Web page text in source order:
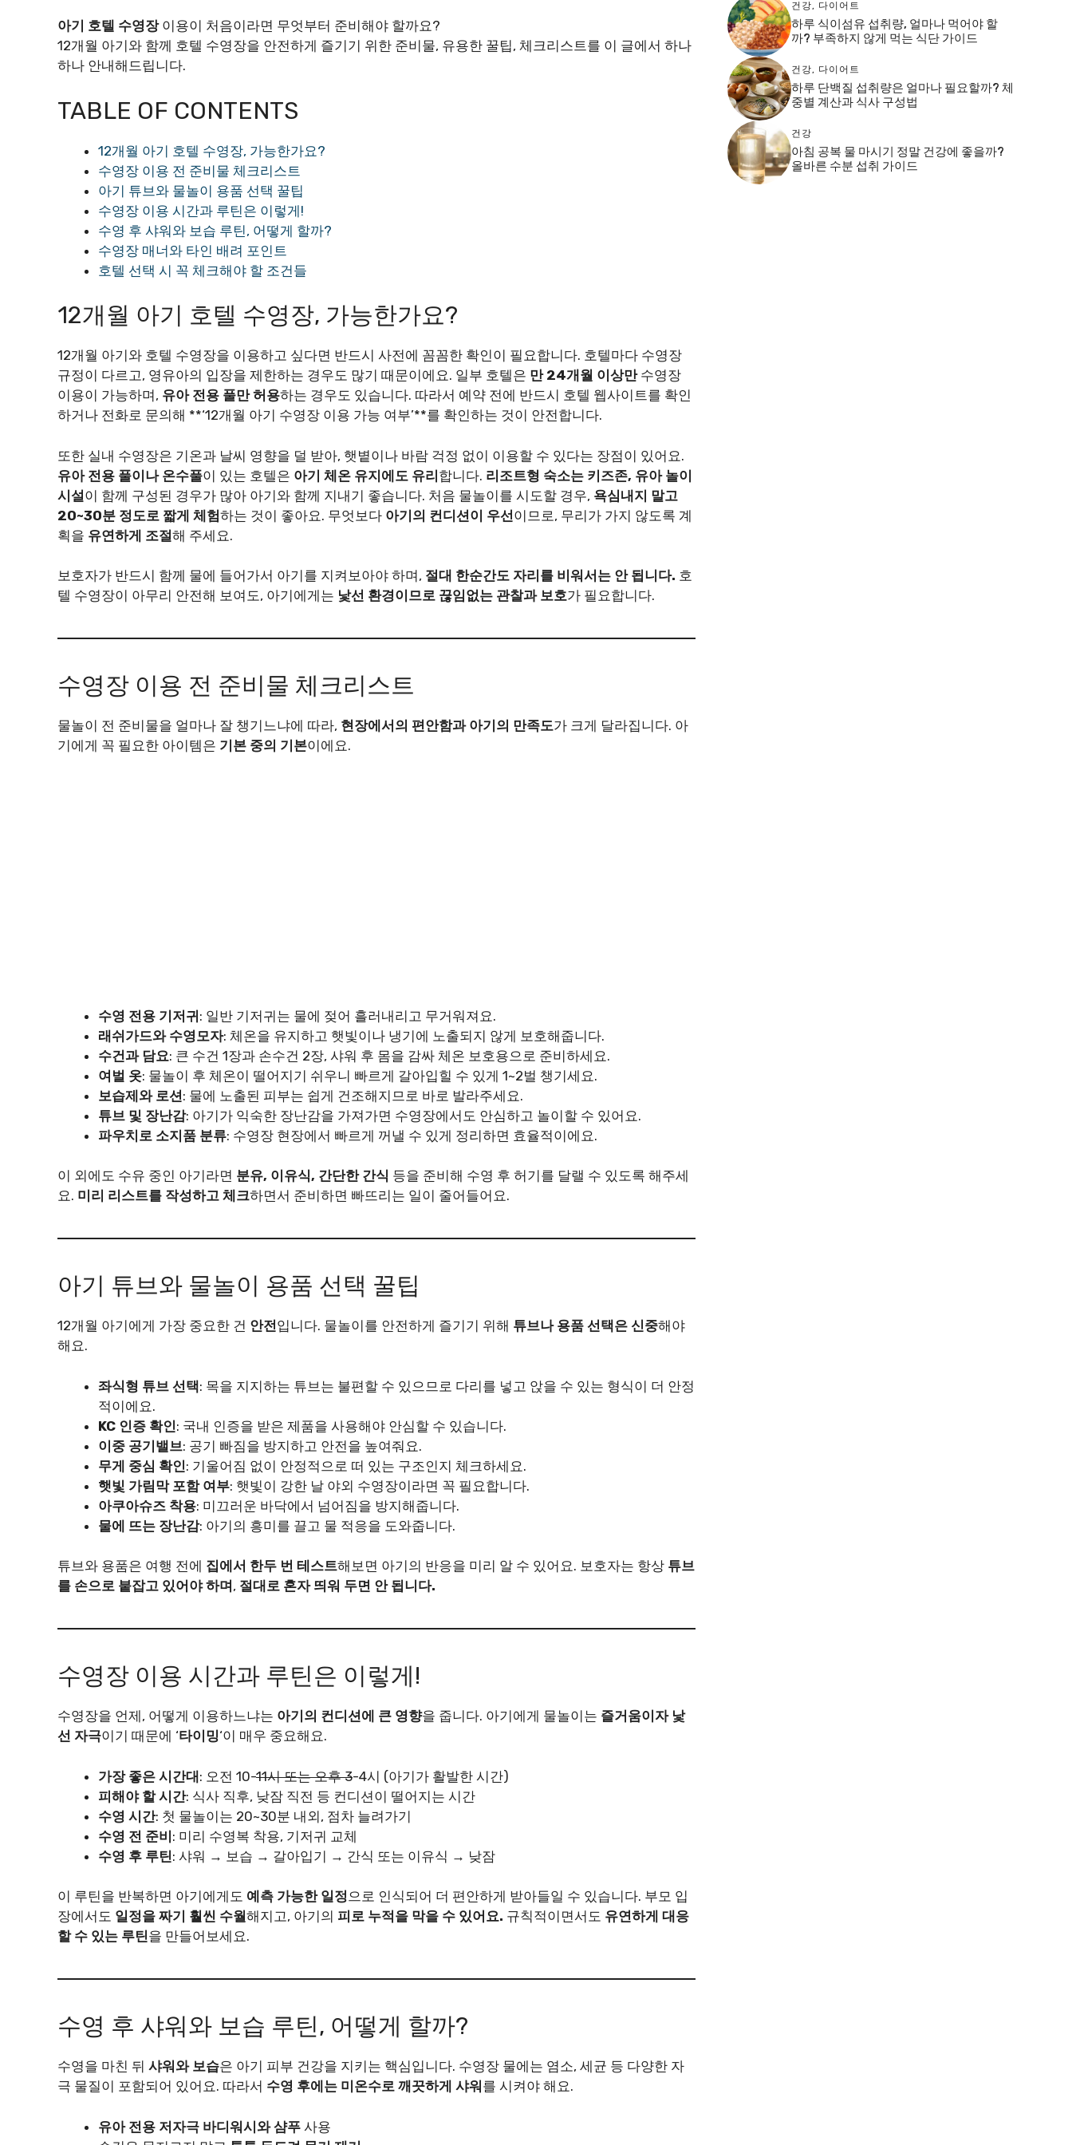
아기 호텔 수영장이용이 처음이라면 무엇부터 준비해야 할까요?
12개월 아기와 함께 호텔 수영장을 안전하게 즐기기 위한 준비물, 유용한 꿀팁, 체크리스트를 이 글에서 하나
하나 안내해드립니다.
TABLE OF CONTENTS
12개월 아기 호텔 수영장, 가능한가요?
수영장 이용 전 준비물 체크리스트
아기 튜브와 물놀이 용품 선택 꿀팁
수영장 이용 시간과 루틴은 이렇게!
수영 후 샤워와 보습 루틴, 어떻게 할까?
수영장 매너와 타인 배려 포인트
호텔 선택 시 꼭 체크해야 할 조건들
12개월 아기 호텔 수영장, 가능한가요?
12개월 아기와 호텔 수영장을 이용하고 싶다면 반드시 사전에 꼼꼼한 확인이 필요합니다. 호텔마다 수영장
규정이 다르고, 영유아의 입장을 제한하는 경우도 많기 때문이에요. 일부 호텔은 만 24개월 이상만수영장
이용이 가능하며, 유아 전용 풀만 허용하는 경우도 있습니다. 따라서 예약 전에 반드시 호텔 웹사이트를 확인
하거나 전화로 문의해 **‘12개월 아기 수영장 이용 가능 여부’**를 확인하는 것이 안전합니다.
또한 실내 수영장은 기온과 날씨 영향을 덜 받아, 햇볕이나 바람 걱정 없이 이용할 수 있다는 장점이 있어요.
유아 전용 풀이나 온수풀이 있는 호텔은 아기 체온 유지에도 유리합니다. 리조트형 숙소는 키즈존, 유아 놀이
시설이 함께 구성된 경우가 많아 아기와 함께 지내기 좋습니다. 처음 물놀이를 시도할 경우, 욕심내지 말고
20~30분 정도로 짧게 체험하는 것이 좋아요. 무엇보다 아기의 컨디션이 우선이므로, 무리가 가지 않도록 계
획을 유연하게 조절해 주세요.
보호자가 반드시 함께 물에 들어가서 아기를 지켜보아야 하며, 절대 한순간도 자리를 비워서는 안 됩니다. 호
텔 수영장이 아무리 안전해 보여도, 아기에게는 낯선 환경이므로 끊임없는 관찰과 보호가 필요합니다.
수영장 이용 전 준비물 체크리스트
물놀이 전 준비물을 얼마나 잘 챙기느냐에 따라, 현장에서의 편안함과 아기의 만족도가 크게 달라집니다. 아
기에게 꼭 필요한 아이템은 기본 중의 기본이에요.
수영 전용 기저귀: 일반 기저귀는 물에 젖어 흘러내리고 무거워져요.
래쉬가드와 수영모자: 체온을 유지하고 햇빛이나 냉기에 노출되지 않게 보호해줍니다.
수건과 담요: 큰 수건 1장과 손수건 2장, 샤워 후 몸을 감싸 체온 보호용으로 준비하세요.
여벌 옷: 물놀이 후 체온이 떨어지기 쉬우니 빠르게 갈아입힐 수 있게 1~2벌 챙기세요.
보습제와 로션: 물에 노출된 피부는 쉽게 건조해지므로 바로 발라주세요.
튜브 및 장난감: 아기가 익숙한 장난감을 가져가면 수영장에서도 안심하고 놀이할 수 있어요.
파우치로 소지품 분류: 수영장 현장에서 빠르게 꺼낼 수 있게 정리하면 효율적이에요.
이 외에도 수유 중인 아기라면 분유, 이유식, 간단한 간식 등을 준비해 수영 후 허기를 달랠 수 있도록 해주세
요. 미리 리스트를 작성하고 체크하면서 준비하면 빠뜨리는 일이 줄어들어요.
아기 튜브와 물놀이 용품 선택 꿀팁
12개월 아기에게 가장 중요한 건 안전입니다. 물놀이를 안전하게 즐기기 위해 튜브나 용품 선택은 신중해야
해요.
좌식형 튜브 선택: 목을 지지하는 튜브는 불편할 수 있으므로 다리를 넣고 앉을 수 있는 형식이 더 안정
적이에요.
KC 인증 확인: 국내 인증을 받은 제품을 사용해야 안심할 수 있습니다.
이중 공기밸브: 공기 빠짐을 방지하고 안전을 높여줘요.
무게 중심 확인: 기울어짐 없이 안정적으로 떠 있는 구조인지 체크하세요.
햇빛 가림막 포함 여부: 햇빛이 강한 날 야외 수영장이라면 꼭 필요합니다.
아쿠아슈즈 착용: 미끄러운 바닥에서 넘어짐을 방지해줍니다.
물에 뜨는 장난감: 아기의 흥미를 끌고 물 적응을 도와줍니다.
튜브와 용품은 여행 전에 집에서 한두 번 테스트해보면 아기의 반응을 미리 알 수 있어요. 보호자는 항상 튜브
를 손으로 붙잡고 있어야 하며 , 절대로 혼자 띄워 두면 안 됩니다.
수영장 이용 시간과 루틴은 이렇게!
수영장을 언제, 어떻게 이용하느냐는 아기의 컨디션에 큰 영향을 줍니다. 아기에게 물놀이는 즐거움이자 낯
선 자극이기 때문에 ‘타이밍‘이 매우 중요해요.
가장 좋은 시간대: 오전 10-11시 또는 오후 3-4시 (아기가 활발한 시간)
피해야 할 시간: 식사 직후, 낮잠 직전 등 컨디션이 떨어지는 시간
수영 시간: 첫 물놀이는 20~30분 내외, 점차 늘려가기
수영 전 준비: 미리 수영복 착용, 기저귀 교체
수영 후 루틴: 샤워 → 보습 → 갈아입기 → 간식 또는 이유식 → 낮잠
이 루틴을 반복하면 아기에게도 예측 가능한 일정으로 인식되어 더 편안하게 받아들일 수 있습니다. 부모 입
장에서도 일정을 짜기 훨씬 수월 해지고, 아기의 피로 누적을 막을 수 있어요. 규칙적이면서도 유연하게 대응
할 수 있는 루틴을 만들어보세요.
수영 후 샤워와 보습 루틴, 어떻게 할까?
수영을 마친 뒤 샤워와 보습은 아기 피부 건강을 지키는 핵심입니다. 수영장 물에는 염소, 세균 등 다양한 자
극 물질이 포함되어 있어요. 따라서 수영 후에는 미온수로 깨끗하게 샤워 를 시켜야 해요.
유아 전용 저자극 바디워시와 샴푸 사용
건강, 다이어트
하루 식이섬유 섭취량, 얼마나 먹어야 할
까? 부족하지 않게 먹는 식단 가이드
건강, 다이어트
하루 단백질 섭취량은 얼마나 필요할까? 체
중별 계산과 식사 구성법
건강
아침 공복 물 마시기 정말 건강에 좋을까?
올바른 수분 섭취 가이드